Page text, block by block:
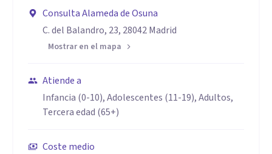
Consulta Alameda de Osuna
C. del Balandro, 23, 28042 Madrid
Mostrar en el mapa
Atiende a
Infancia (0-10), Adolescentes (11-19), Adultos,
Tercera edad (65+)
Coste medio